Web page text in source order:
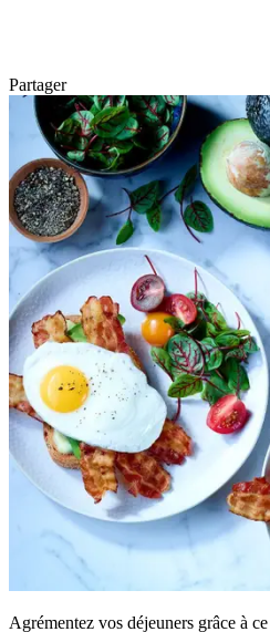
Partager
Agrémentez vos déjeuners grâce à